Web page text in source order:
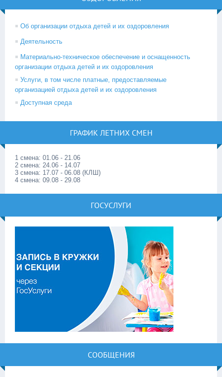
Об организации отдыха детей и их оздоровления
Деятельность
Материально-техническое обеспечение и оснащенность
организации отдыха детей и их оздоровления
Услуги, в том числе платные, предоставляемые
организацией отдыха детей и их оздоровления
Доступная среда
ГРАФИК ЛЕТНИХ СМЕН
1 смена: 01.06 - 21.06
2 смена: 24.06 - 14.07
3 смена: 17.07 - 06.08 (КЛШ)
4 смена: 09.08 - 29.08
ГОСУСЛУГИ
СООБЩЕНИЯ